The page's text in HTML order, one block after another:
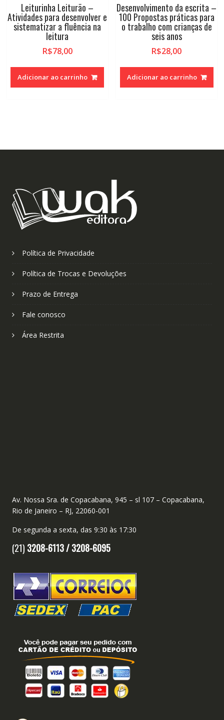
Leiturinha Leiturão –
Atividades para desenvolver e
sistematizar a fluência na
leitura
R$78,00
Adicionar ao carrinho
Desenvolvimento da escrita –
100 Propostas práticas para
o trabalho com crianças de
seis anos
R$28,00
Adicionar ao carrinho
Política de Privacidade
Política de Trocas e Devoluções
Prazo de Entrega
Fale conosco
Área Restrita
Av. Nossa Sra. de Copacabana, 945 – sl 107 – Copacabana,
Rio de Janeiro – RJ, 22060-001
De segunda a sexta, das 9:30 às 17:30
(21) 3208-6113 /3208-6095